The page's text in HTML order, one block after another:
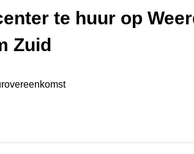
te huur op
Zuid